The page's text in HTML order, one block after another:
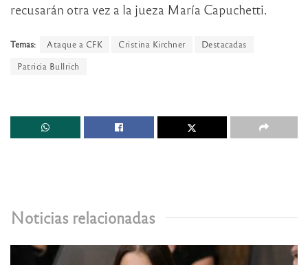
recusarán otra vez a la jueza María Capuchetti.
Temas: Ataque a CFK Cristina Kirchner
Destacadas
Patricia Bullrich
Noticias relacionadas